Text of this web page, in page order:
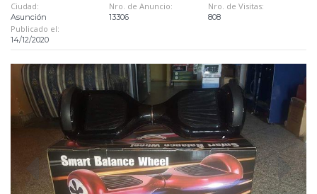
Ciudad:
Asunción
Nro. de Anuncio:
13306
Nro. de Visitas:
808
Publicado el:
14/12/2020